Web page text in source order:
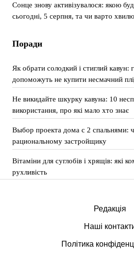
Сонце знову активізувалося: якою
сьогодні, 5 серпня, та чи варто
Поради
Як обрати солодкий і стиглий кавун:
допоможуть не купити несмачний
Не викидайте шкурку кавуна: 10
використання, про які мало хто знає
Выбор проекта дома с 2 спальнями:
рациональному застройщику
Вітаміни для суглобів і хрящів: які
рухливість
Редакція
Наші
Політика